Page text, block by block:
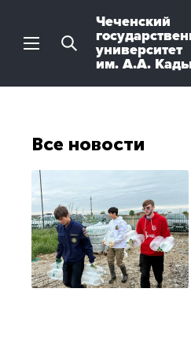
Чеченский
университет
им. А.А.
Все новости